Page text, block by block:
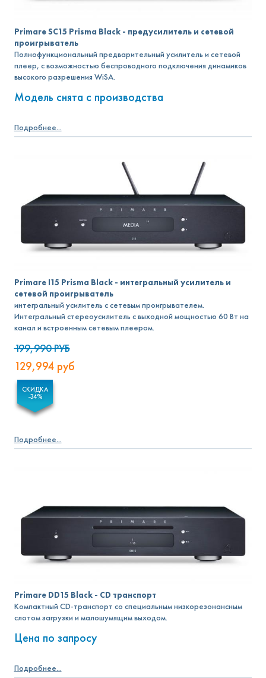
Primare SC15 Prisma Black - предусилитель и сетевой
проигрыватель
Полнофункциональный предварительный усилитель и сетевой
плеер, с возможностью беспроводного подключения динамиков
высокого разрешения WiSA.
Модель снята с производства
Подробнее...
Primare I15 Prisma Black - интегральный усилитель и
сетевой проигрыватель
интегральный усилитель с сетевым проигрывателем.
Интегральный стереоусилитель с выходной мощностью 60 Вт на
канал и встроенным сетевым плеером.
199,990РУБ
129,994руб
СКИДКА
-34%
Подробнее...
Primare DD15 Black - CD транспорт
Компактный CD-транспорт со специальным низкорезонансным
слотом загрузки и малошумящим выходом.
Цена по запросу
Подробнее...